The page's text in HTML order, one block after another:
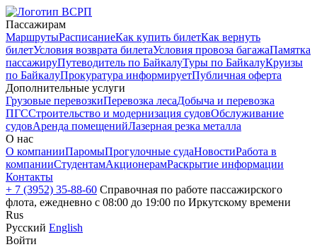
Пассажирам
МаршрутыРасписаниеКак купить билетКак вернуть
билетУсловия возврата билетаУсловия провоза багажаПамятка
пассажируПутеводитель по БайкалуТуры по БайкалуКруизы
по БайкалуПрокуратура информируетПубличная оферта
Дополнительные услуги
Грузовые перевозкиПеревозка лесаДобыча и перевозка
ПГССтроительство и модернизация судовОбслуживание
судовАренда помещенийЛазерная резка металла
О нас
О компанииПаромыПрогулочные судаНовостиРабота в
компанииСтудентамАкционерамРаскрытие информации
Контакты
+ 7 (3952) 35-88-60 Справочная по работе пассажирского
флота, ежедневно с 08:00 до 19:00 по Иркутскому времени
Rus
Русский English
Войти